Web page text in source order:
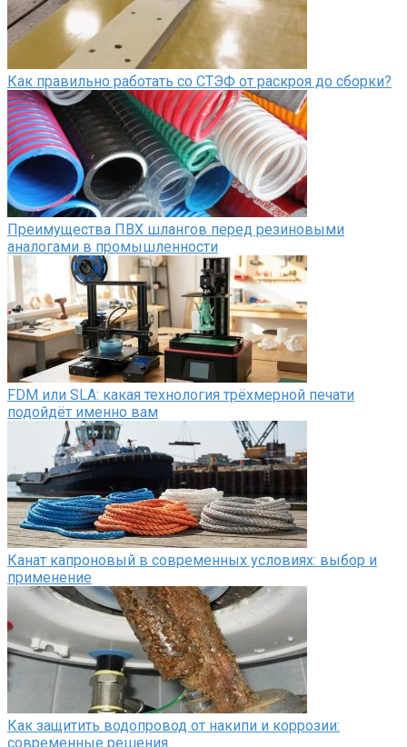
Как правильно работать со СТЭФ от раскроя до сборки?
Преимущества ПВХ шлангов перед резиновыми
аналогами в промышленности
FDM или SLA: какая технология трёхмерной печати
подойдёт именно вам
Канат капроновый в современных условиях: выбор и
применение
Как защитить водопровод от накипи и коррозии:
современные решения